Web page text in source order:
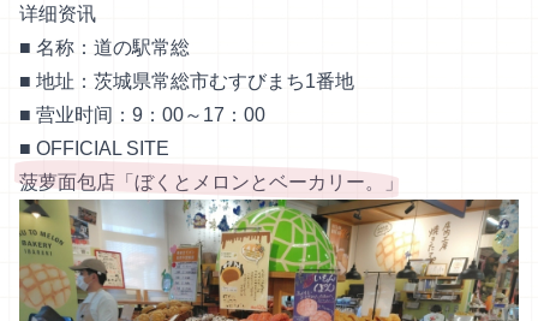
详细资讯
■ 名称：道の駅常総
■ 地址：茨城県常総市むすびまち1番地
■ 营业时间：9：00～17：00
■ OFFICIAL SITE
菠萝面包店「ぼくとメロンとベーカリー。」